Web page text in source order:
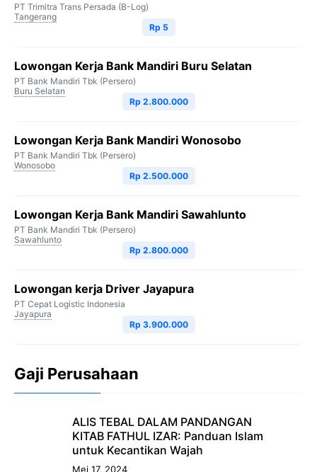
PT Trimitra Trans Persada (B-Log)
Tangerang
Rp 5
Lowongan Kerja Bank Mandiri Buru Selatan
PT Bank Mandiri Tbk (Persero)
Buru Selatan
Rp 2.800.000
Lowongan Kerja Bank Mandiri Wonosobo
PT Bank Mandiri Tbk (Persero)
Wonosobo
Rp 2.500.000
Lowongan Kerja Bank Mandiri Sawahlunto
PT Bank Mandiri Tbk (Persero)
Sawahlunto
Rp 2.800.000
Lowongan kerja Driver Jayapura
PT Cepat Logistic Indonesia
Jayapura
Rp 3.900.000
Gaji Perusahaan
ALIS TEBAL DALAM PANDANGAN
KITAB FATHUL IZAR: Panduan Islam
untuk Kecantikan Wajah
Mei 17, 2024